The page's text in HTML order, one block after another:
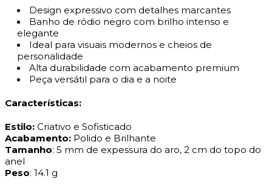
Design expressivo com detalhes marcantes
Banho de ródio negro com brilho intenso e
elegante
Ideal para visuais modernos e cheios de
personalidade
Alta durabilidade com acabamento premium
Peça versátil para o dia e a noite
Características:
Estilo: Criativo e Sofisticado
Acabamento: Polido e Brilhante
Tamanho: 5 mm de expessura do aro, 2 cm do topo do
anel
Peso: 14.1 g